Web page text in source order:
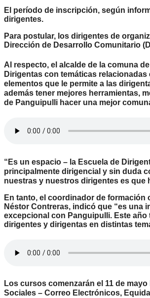
El período de inscripción, según
dirigentes.
Para postular, los dirigentes de
Dirección de Desarrollo Comunitario
Al respecto, el alcalde de la comuna
Dirigentas con temáticas
elementos que le permite a las
además tener mejores herramientas,
de Panguipulli hacer una mejor
“Es un espacio – la Escuela de
principalmente dirigencial y sin duda
nuestras y nuestros dirigentes es que
En tanto, el coordinador de
Néstor Contreras, indicó que “es una
excepcional con Panguipulli. Este
dirigentes y dirigentas en distintas
Los cursos comenzarán el 11 de
Sociales – Correo Electrónicos,